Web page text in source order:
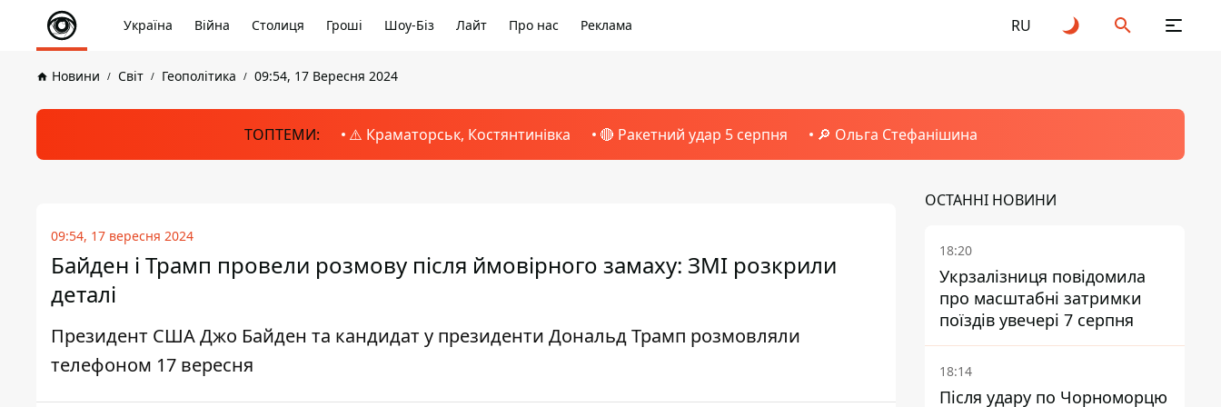
Україна Війна Столиця Гроші Шоу-Біз Лайт Про нас Реклама RU
Новини Світ Геополітика 09:54, 17 Вересня 2024
ТОПТЕМИ: ⚠️ Краматорськ, Костянтинівка 🔴 Ракетний удар 5 серпня 🔎 Ольга Стефанішина
09:54, 17 вересня 2024
Байден і Трамп провели розмову після ймовірного замаху: ЗМІ розкрили
деталі
Президент США Джо Байден та кандидат у президенти Дональд Трамп розмовляли
телефоном 17 вересня
ОСТАННІ НОВИНИ
18:20
Укрзалізниця повідомила
про масштабні затримки
поїздів увечері 7 серпня
18:14
Після удару по Чорноморцю